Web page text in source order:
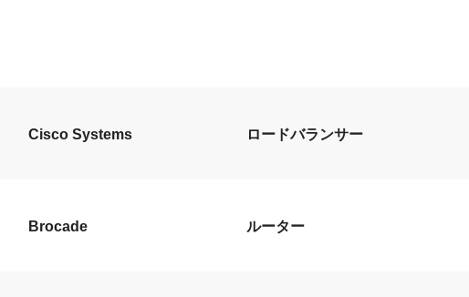
Cisco Systems ロードバランサー
Brocade ルーター